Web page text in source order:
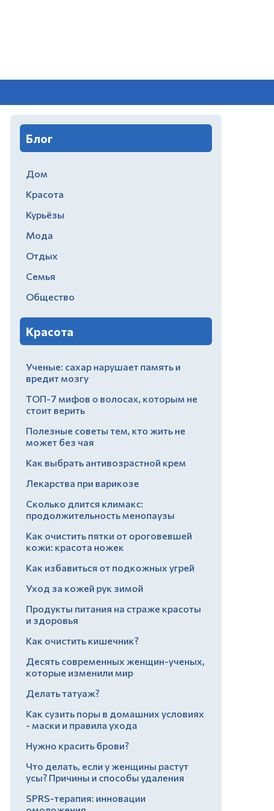
Блог
Дом
Красота
Курьёзы
Мода
Отдых
Семья
Общество
Красота
Ученые: сахар нарушает память и
вредит мозгу
ТОП-7 мифов о волосах, которым не
стоит верить
Полезные советы тем, кто жить не
может без чая
Как выбрать антивозрастной крем
Лекарства при варикозе
Сколько длится климакс:
продолжительность менопаузы
Как очистить пятки от ороговевшей
кожи: красота ножек
Как избавиться от подкожных угрей
Уход за кожей рук зимой
Продукты питания на страже красоты
и здоровья
Как очистить кишечник?
Десять современных женщин-ученых,
которые изменили мир
Делать татуаж?
Как сузить поры в домашних условиях
- маски и правила ухода
Нужно красить брови?
Что делать, если у женщины растут
усы? Причины и способы удаления
SPRS-терапия: инновации